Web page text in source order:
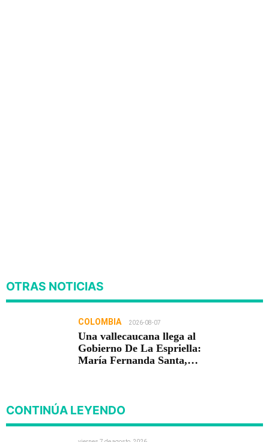
OTRAS NOTICIAS
COLOMBIA 2026-08-07
Una vallecaucana llega al
Gobierno De La Espriella:
María Fernanda Santa,
CONTINÚA LEYENDO